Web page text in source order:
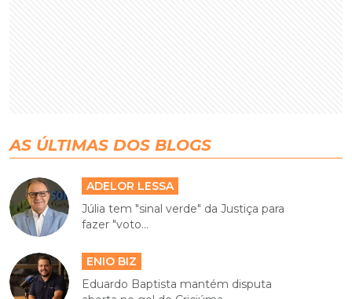
AS ÚLTIMAS DOS BLOGS
ADELOR LESSA
Júlia tem "sinal verde" da Justiça para
fazer "voto...
ENIO BIZ
Eduardo Baptista mantém disputa